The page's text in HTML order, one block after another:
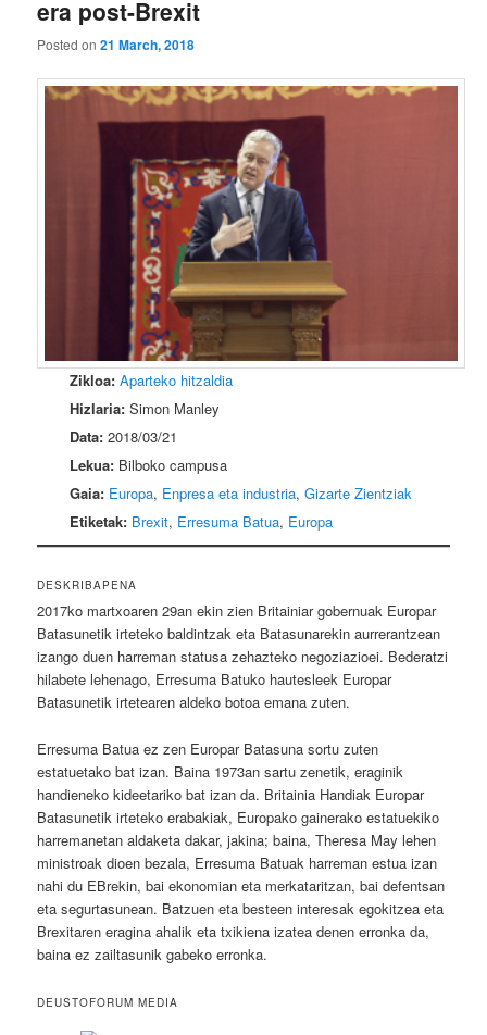
era post-Brexit
Posted on21 March, 2018
Zikloa: Aparteko hitzaldia
Hizlaria: Simon Manley
Data: 2018/03/21
Lekua: Bilboko campusa
Gaia: Europa, Enpresa eta industria,Gizarte Zientziak
Etiketak: Brexit, Erresuma Batua, Europa
DESKRIBAPENA
2017ko martxoaren 29an ekin zien Britainiar gobernuak Europar
Batasunetik irteteko baldintzak eta Batasunarekin aurrerantzean
izango duen harreman statusa zehazteko negoziazioei. Bederatzi
hilabete lehenago, Erresuma Batuko hautesleek Europar
Batasunetik irtetearen aldeko botoa emana zuten.
Erresuma Batua ez zen Europar Batasuna sortu zuten
estatuetako bat izan. Baina 1973an sartu zenetik, eraginik
handieneko kideetariko bat izan da. Britainia Handiak Europar
Batasunetik irteteko erabakiak, Europako gainerako estatuekiko
harremanetan aldaketa dakar, jakina; baina, Theresa May lehen
ministroak dioen bezala, Erresuma Batuak harreman estua izan
nahi du EBrekin, bai ekonomian eta merkataritzan, bai defentsan
eta segurtasunean. Batzuen eta besteen interesak egokitzea eta
Brexitaren eragina ahalik eta txikiena izatea denen erronka da,
baina ez zailtasunik gabeko erronka.
DEUSTOFORUM MEDIA